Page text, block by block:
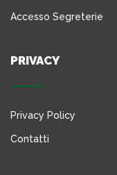
Accesso Segreterie
PRIVACY
Privacy Policy
Contatti